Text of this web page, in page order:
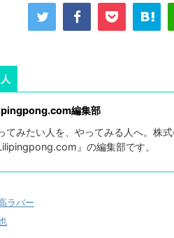
編集部
てみたい人を、やってみる人へ。株
』の編集部です。
ラバー